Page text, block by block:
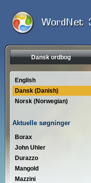
Dansk ordbog
English
Dansk (Danish)
Norsk (Norwegian)
Aktuelle søgninger
Borax
John Uhler
Durazzo
Mangold
Mazzini